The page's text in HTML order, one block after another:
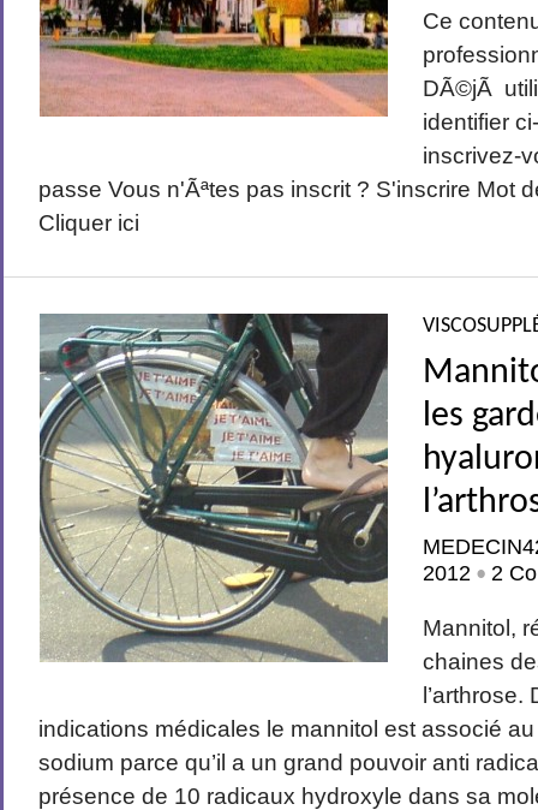
Ce
DÃ©jÃ
identifier
inscrivez-
passe Vous n'Ãªtes pas inscrit ? S'inscrire Mot
Cliquer ici
les
2012 •2
Mannitol,
chaines
indications médicales le mannitol est associé
sodium parce qu’il a un grand pouvoir anti
présence de 10 radicaux hydroxyle dans sa